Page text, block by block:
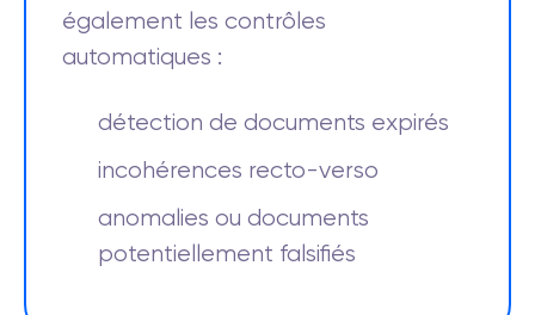
également les contrôles
automatiques :
détection de documents expirés
incohérences recto-verso
anomalies ou documents
potentiellement falsifiés